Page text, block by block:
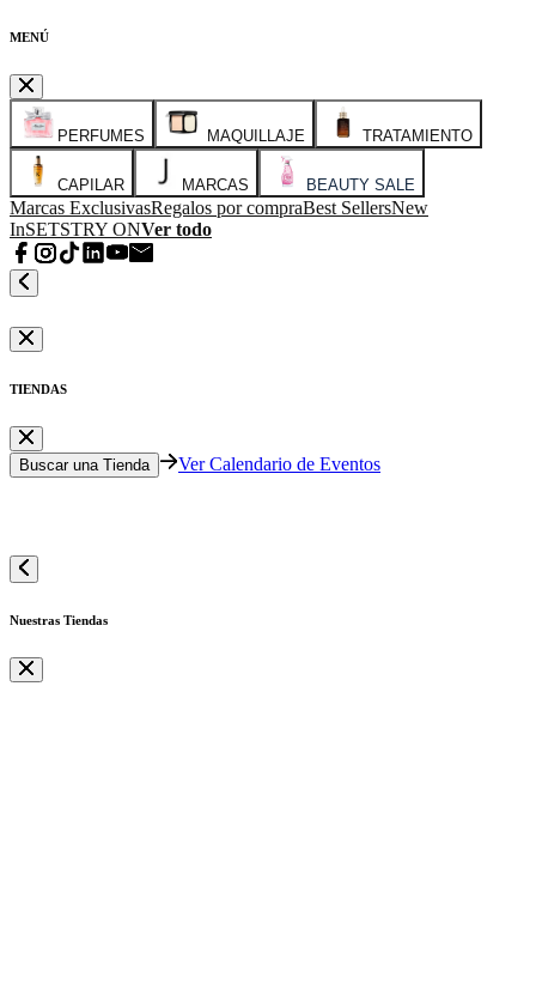
MENÚ
PERFUMES MAQUILLAJE TRATAMIENTO
CAPILAR MARCAS BEAUTY SALE
Marcas ExclusivasRegalos por compraBest SellersNew
InSETSTRY ONVer todo
TIENDAS
Buscar una Tienda Ver Calendario de Eventos
Nuestras Tiendas